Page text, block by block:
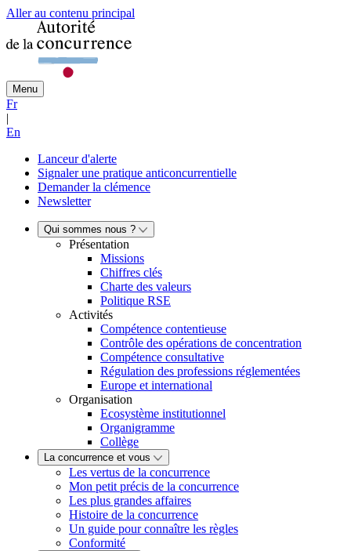
Aller au contenu principal
Menu
Fr
|
En
Lanceur d'alerte
Signaler une pratique anticoncurrentielle
Demander la clémence
Newsletter
Qui sommes nous ?
Présentation
Missions
Chiffres clés
Charte des valeurs
Politique RSE
Activités
Compétence contentieuse
Contrôle des opérations de concentration
Compétence consultative
Régulation des professions réglementées
Europe et international
Organisation
Ecosystème institutionnel
Organigramme
Collège
La concurrence et vous
Les vertus de la concurrence
Mon petit précis de la concurrence
Les plus grandes affaires
Histoire de la concurrence
Un guide pour connaître les règles
Conformité